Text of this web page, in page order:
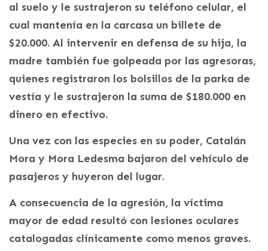
al suelo y le sustrajeron su teléfono celular, el
cual mantenía en la carcasa un billete de
$20.000. Al intervenir en defensa de su hija, la
madre también fue golpeada por las agresoras,
quienes registraron los bolsillos de la parka de
vestía y le sustrajeron la suma de $180.000 en
dinero en efectivo.
Una vez con las especies en su poder, Catalán
Mora y Mora Ledesma bajaron del vehículo de
pasajeros y huyeron del lugar.
A consecuencia de la agresión, la víctima
mayor de edad resultó con lesiones oculares
catalogadas clínicamente como menos graves.